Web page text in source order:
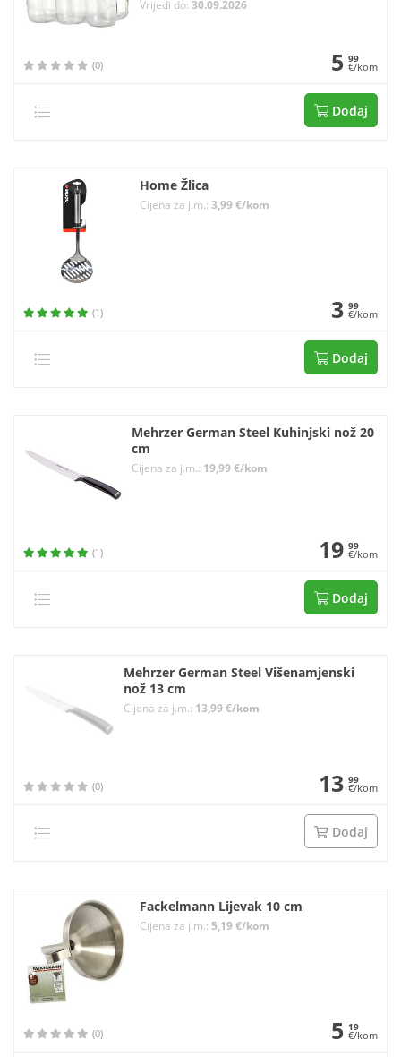
Vrijedi do: 30.09.2026
(0) 5 99
€/kom
Dodaj
Home Žlica
Cijena za j.m.: 3,99 €/kom
(1) 3 99
€/kom
Dodaj
Mehrzer German Steel Kuhinjski nož 20
cm
Cijena za j.m.: 19,99 €/kom
(1) 19 99
€/kom
Dodaj
Mehrzer German Steel Višenamjenski
nož 13 cm
Cijena za j.m.: 13,99 €/kom
(0) 13 99
€/kom
Dodaj
Fackelmann Lijevak 10 cm
Cijena za j.m.: 5,19 €/kom
(0) 5 19
€/kom